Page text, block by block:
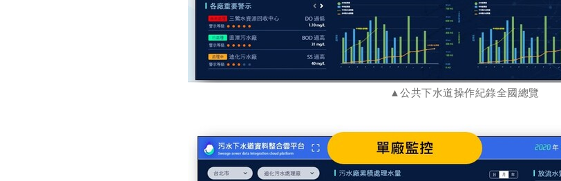
▲公共下水道操作紀錄全國總覽